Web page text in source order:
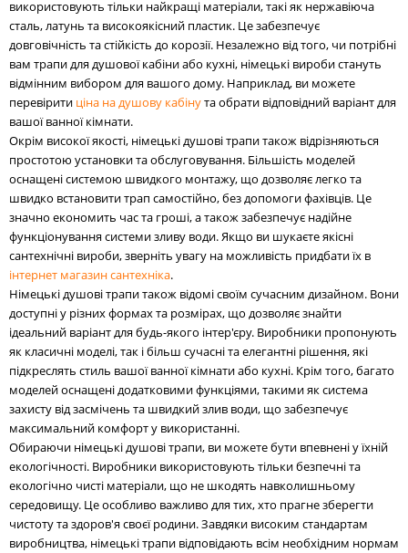
використовують тільки найкращі матеріали, такі як нержавіюча
сталь, латунь та високоякісний пластик. Це забезпечує
довговічність та стійкість до корозії. Незалежно від того, чи потрібні
вам трапи для душової кабіни або кухні, німецькі вироби стануть
відмінним вибором для вашого дому. Наприклад, ви можете
перевірити ціна на душову кабінута обрати відповідний варіант для
вашої ванної кімнати.
Окрім високої якості, німецькі душові трапи також відрізняються
простотою установки та обслуговування. Більшість моделей
оснащені системою швидкого монтажу, що дозволяє легко та
швидко встановити трап самостійно, без допомоги фахівців. Це
значно економить час та гроші, а також забезпечує надійне
функціонування системи зливу води. Якщо ви шукаєте якісні
сантехнічні вироби, зверніть увагу на можливість придбати їх в
інтернет магазин сантехніка.
Німецькі душові трапи також відомі своїм сучасним дизайном. Вони
доступні у різних формах та розмірах, що дозволяє знайти
ідеальний варіант для будь-якого інтер'єру. Виробники пропонують
як класичні моделі, так і більш сучасні та елегантні рішення, які
підкреслять стиль вашої ванної кімнати або кухні. Крім того, багато
моделей оснащені додатковими функціями, такими як система
захисту від засмічень та швидкий злив води, що забезпечує
максимальний комфорт у використанні.
Обираючи німецькі душові трапи, ви можете бути впевнені у їхній
екологічності. Виробники використовують тільки безпечні та
екологічно чисті матеріали, що не шкодять навколишньому
середовищу. Це особливо важливо для тих, хто прагне зберегти
чистоту та здоров'я своєї родини. Завдяки високим стандартам
виробництва, німецькі трапи відповідають всім необхідним нормам